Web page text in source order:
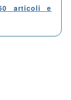
articoli e